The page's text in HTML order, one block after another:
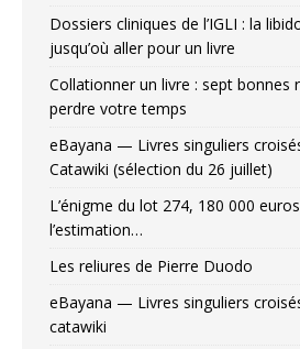
Dossiers cliniques de l’IGLI : la
jusqu’où aller pour un livre
Collationner un livre : sept bonnes
perdre votre temps
eBayana — Livres singuliers
Catawiki (sélection du 26 juillet)
L’énigme du lot 274, 180 000
l’estimation…
Les reliures de Pierre Duodo
eBayana — Livres singuliers
catawiki